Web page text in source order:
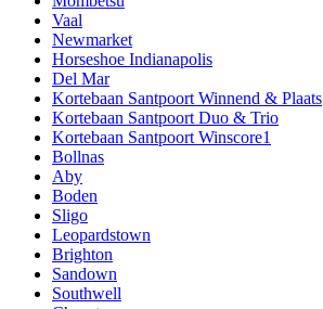
Vaal
Newmarket
Horseshoe Indianapolis
Del Mar
Kortebaan Santpoort Winnend & Plaats
Kortebaan Santpoort Duo & Trio
Kortebaan Santpoort Winscore1
Bollnas
Aby
Boden
Sligo
Leopardstown
Brighton
Sandown
Southwell